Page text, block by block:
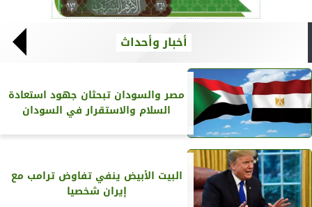
أخبار وأحداث
مصر والسودان تبحثان جهود استعادة
السلام والاستقرار في السودان
البيت الأبيض ينفي تفاوض ترامب مع
إيران شخصيا